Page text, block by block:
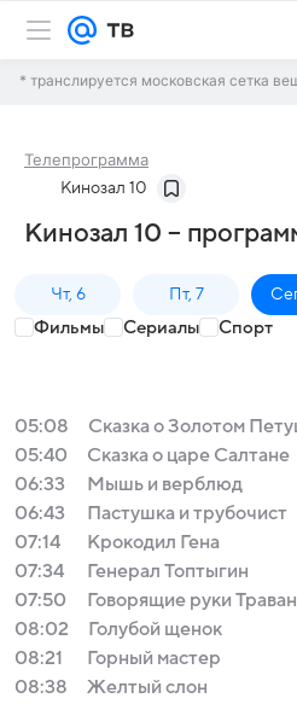
* транслируется московская сетка
Телепрограмма
Кинозал 10
Кинозал 10 –
Чт, 6 Пт, 7
Фильмы Сериалы Спорт
05:08
Сказка о Золотом
05:40
Сказка о царе Салтане
06:33
Мышь и верблюд
06:43
Пастушка и трубочист
07:14
Крокодил Гена
07:34
Генерал Топтыгин
07:50
Говорящие руки
08:02
Голубой щенок
08:21
Горный мастер
08:38
Желтый слон